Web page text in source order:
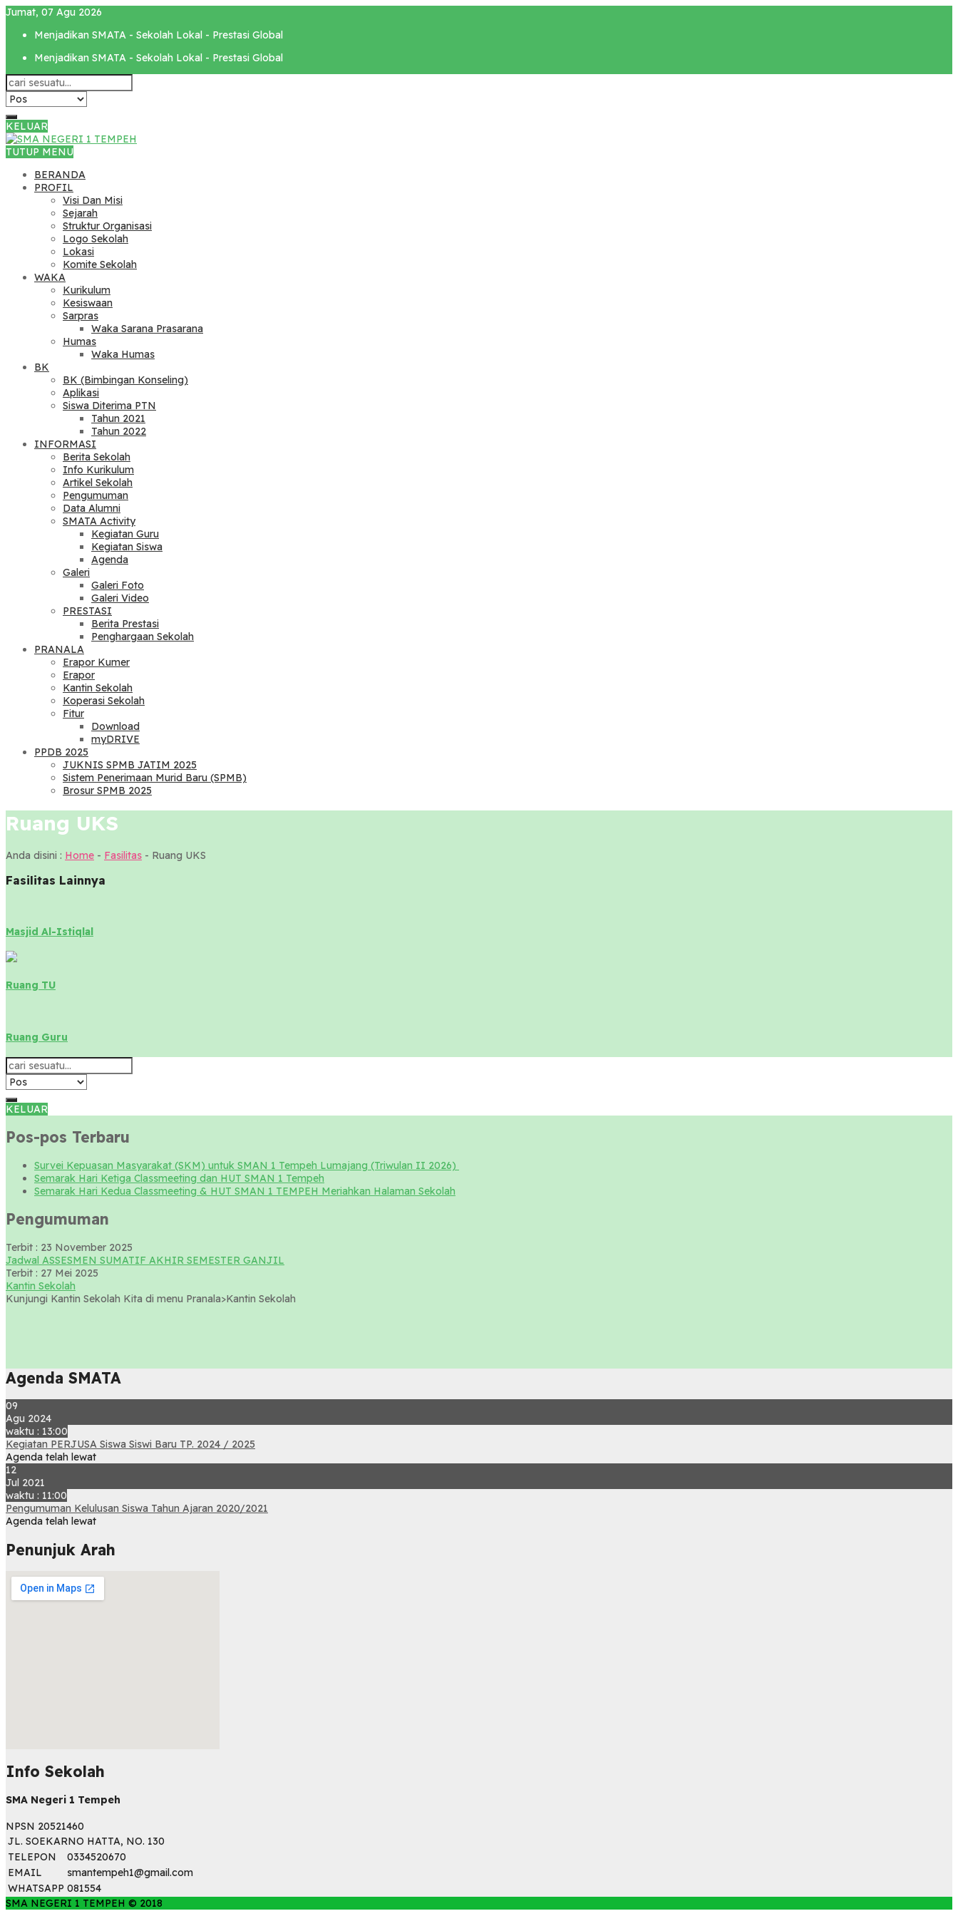
Jumat, 07 Agu 2026
Menjadikan SMATA - Sekolah Lokal - Prestasi Global
Menjadikan SMATA - Sekolah Lokal - Prestasi Global
KELUAR
TUTUP MENU
BERANDA
PROFIL
Visi Dan Misi
Sejarah
Struktur Organisasi
Logo Sekolah
Lokasi
Komite Sekolah
WAKA
Kurikulum
Kesiswaan
Sarpras
Waka Sarana Prasarana
Humas
Waka Humas
BK
BK (Bimbingan Konseling)
Aplikasi
Siswa Diterima PTN
Tahun 2021
Tahun 2022
INFORMASI
Berita Sekolah
Info Kurikulum
Artikel Sekolah
Pengumuman
Data Alumni
SMATA Activity
Kegiatan Guru
Kegiatan Siswa
Agenda
Galeri
Galeri Foto
Galeri Video
PRESTASI
Berita Prestasi
Penghargaan Sekolah
PRANALA
Erapor Kumer
Erapor
Kantin Sekolah
Koperasi Sekolah
Fitur
Download
myDRIVE
PPDB 2025
JUKNIS SPMB JATIM 2025
Sistem Penerimaan Murid Baru (SPMB)
Brosur SPMB 2025
Ruang UKS
Anda disini : Home - Fasilitas - Ruang UKS
Fasilitas Lainnya
Masjid Al-Istiqlal
Ruang TU
Ruang Guru
KELUAR
Pos-pos Terbaru
Survei Kepuasan Masyarakat (SKM) untuk SMAN 1 Tempeh Lumajang (Triwulan II 2026)
Semarak Hari Ketiga Classmeeting dan HUT SMAN 1 Tempeh
Semarak Hari Kedua Classmeeting & HUT SMAN 1 TEMPEH Meriahkan Halaman Sekolah
Pengumuman
Terbit : 23 November 2025
Jadwal ASSESMEN SUMATIF AKHIR SEMESTER GANJIL
Terbit : 27 Mei 2025
Kantin Sekolah
Kunjungi Kantin Sekolah Kita di menu Pranala>Kantin Sekolah
Agenda SMATA
09
Agu 2024
waktu : 13:00
Kegiatan PERJUSA Siswa Siswi Baru TP. 2024 / 2025
Agenda telah lewat
12
Jul 2021
waktu : 11:00
Pengumuman Kelulusan Siswa Tahun Ajaran 2020/2021
Agenda telah lewat
Penunjuk Arah
Info Sekolah
SMA Negeri 1 Tempeh
NPSN 20521460
JL. SOEKARNO HATTA, NO. 130
TELEPON
0334520670
EMAIL
smantempeh1@gmail.com
WHATSAPP 081554
SMA NEGERI 1 TEMPEH © 2018